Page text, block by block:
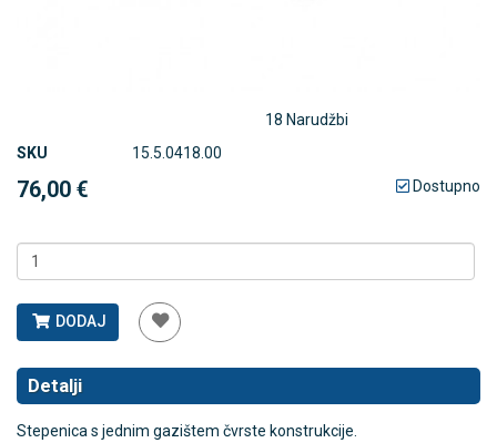
18 Narudžbi
SKU
15.5.0418.00
76,00 € Dostupno
DODAJ
Detalji
Stepenica s jednim gazištem čvrste konstrukcije.